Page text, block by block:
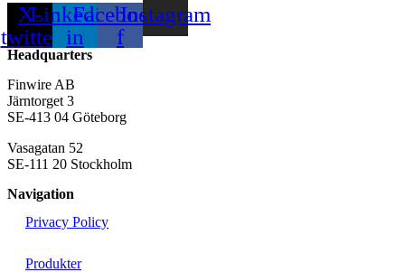
X-
twitter
Linkedin-
in
Facebook-
f
Instagram
Headquarters
Finwire AB
Järntorget 3
SE-413 04 Göteborg
Vasagatan 52
SE-111 20 Stockholm
Navigation
Privacy Policy
Produkter